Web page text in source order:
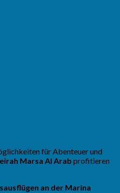
für Abenteuer und
Marsa Al Arab profitieren
an der Marina